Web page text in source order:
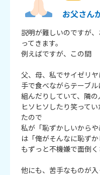
お父さん
説明が難しいのですが
ってきます。
例えばですが、この間
父、母、私でサイゼリ
手で食べながらテーブ
組んだりしていて、隣
ヒソヒソしたり笑って
たので
私が「恥ずかしいから
は「俺がそんなに恥ず
もずっと不機嫌で面倒く
他にも、苦手なものが